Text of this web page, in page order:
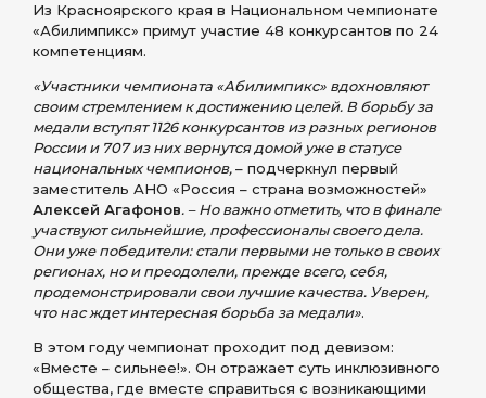
Из Красноярского края в Национальном чемпионате
«Абилимпикс» примут участие 48 конкурсантов по 24
компетенциям.
«Участники чемпионата «Абилимпикс» вдохновляют
своим стремлением к достижению целей. В борьбу за
медали вступят 1126 конкурсантов из разных регионов
России и 707 из них вернутся домой уже в статусе
национальных чемпионов,– подчеркнул первый
заместитель АНО «Россия – страна возможностей»
Алексей Агафонов. – Но важно отметить, что в финале
участвуют сильнейшие, профессионалы своего дела.
Они уже победители: стали первыми не только в своих
регионах, но и преодолели, прежде всего, себя,
продемонстрировали свои лучшие качества. Уверен,
что нас ждет интересная борьба за медали».
В этом году чемпионат проходит под девизом:
«Вместе – сильнее!». Он отражает суть инклюзивного
общества, где вместе справиться с возникающими